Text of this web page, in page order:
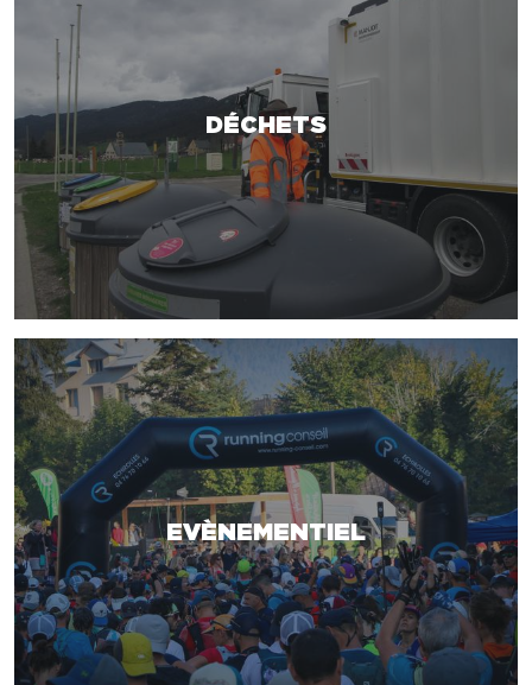
DÉCHETS
EVÈNEMENTIEL